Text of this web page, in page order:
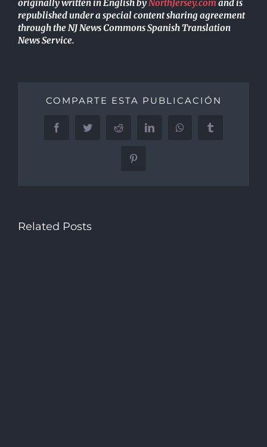
originally written in English byNorthJersey.comand is
republished under a special content sharing agreement
through the NJ News Commons Spanish Translation
News Service.
COMPARTE ESTA PUBLICACIÓN
FacebookTwitter Reddit LinkedInWhatsAppTumblr
Pinterest
Related Posts